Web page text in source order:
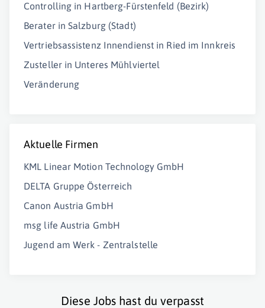
Controlling in Hartberg-Fürstenfeld (Bezirk)
Berater in Salzburg (Stadt)
Vertriebsassistenz Innendienst in Ried im Innkreis
Zusteller in Unteres Mühlviertel
Veränderung
Aktuelle Firmen
KML Linear Motion Technology GmbH
DELTA Gruppe Österreich
Canon Austria GmbH
msg life Austria GmbH
Jugend am Werk - Zentralstelle
Diese Jobs hast du verpasst